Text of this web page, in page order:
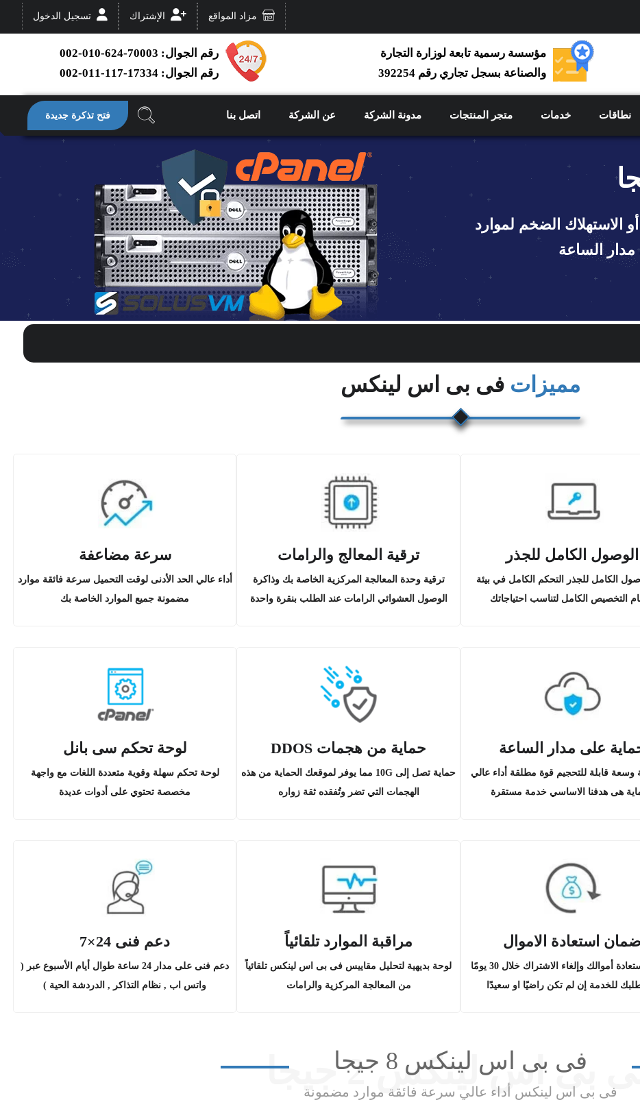
مزاد المواقع الإشتراك تسجيل الدخول
مؤسسة رسمية تابعة لوزارة التجارة
والصناعة بسجل تجاري رقم 392254
رقم الجوال: 70003-624-010-002
رقم الجوال: 17334-117-011-002
نطاقات خدمات متجر المنتجات مدونة الشركة عن الشركة اتصل بنا فتح تذكرة جديدة
الاستهلاك الضخم لموارد
الساعة
مميزات فى بى اس لينكس
الوصول الكامل للجذر
الكامل للجذر التحكم الكامل في بيئة
التخصيص الكامل لتناسب احتياجاتك
ترقية المعالج والرامات
ترقية وحدة المعالجة المركزية الخاصة بك وذاكرة
الوصول العشوائي الرامات عند الطلب بنقرة واحدة
سرعة مضاعفة
أداء عالي الحد الأدنى لوقت التحميل سرعة فائقة موارد
مضمونة جميع الموارد الخاصة بك
على مدار الساعة
وسعة قابلة للتحجيم قوة مطلقة أداء عالي
هى هدفنا الاساسي خدمة مستقرة
حماية من هجمات DDOS
حماية تصل إلى 10G مما يوفر لموقعك الحماية من هذه
الهجمات التي تضر وتُفقده ثقة زواره
لوحة تحكم سى بانل
لوحة تحكم سهلة وقوية متعددة اللغات مع واجهة
مخصصة تحتوي على أدوات عديدة
ضمان استعادة الاموال
يمكنك استعادة أموالك وإلغاء الاشتراك خلال 30 يومًا
للخدمة إن لم تكن راضيًا او سعيدًا
مراقبة الموارد تلقائياً
لوحة بديهية لتحليل مقاييس فى بى اس لينكس تلقائياً
من المعالجة المركزية والرامات
دعم فنى 24×7
دعم فنى على مدار 24 ساعة طوال أيام الأسبوع عبر (
واتس اب , نظام التذاكر , الدردشة الحية )
بى اس لينكس 2 جيجا
فى بى اس لينكس 8 جيجا
فى بى اس لينكس أداء عالي سرعة فائقة موارد مضمونة